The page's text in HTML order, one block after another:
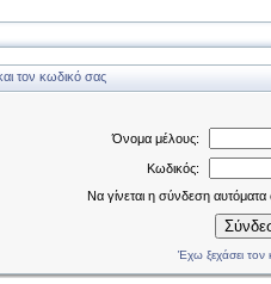
τον κωδικό σας
Όνομα μέλους:
Κωδικός:
Να γίνεται η σύνδεση
Έχω ξεχάσει τον